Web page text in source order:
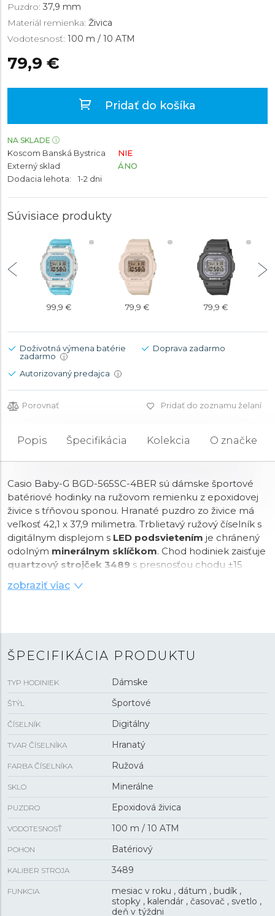
Puzdro: 37,9 mm
Materiál remienka: Živica
Vodotesnosť: 100 m / 10 ATM
79,9 €
Pridať do košíka
NA SKLADE
Koscom Banská Bystrica
NIE
Externý sklad
ÁNO
Dodacia lehota:
1-2 dni
Súvisiace produkty
99,9 € 79,9 € 79,9 €
Doživotná výmena batérie
zadarmo
i
Doprava zadarmo
Autorizovaný predajca i
Porovnať Pridať do zoznamu želaní
Popis Špecifikácia Kolekcia O značke
Casio Baby-G BGD-565SC-4BER sú dámske športové
batériové hodinky na ružovom remienku z epoxidovej
živice s tŕňovou sponou. Hranaté puzdro zo živice má
veľkosť 42,1 x 37,9 milimetra. Trblietavý ružový číselník s
digitálnym displejom s LED podsvietením je chránený
odolným minerálnym sklíčkom. Chod hodiniek zaisťuje
quartzový strojček 3489 s presnosťou chodu ±15
sekúnd za mesiac. Hodinky sú nárazuvzdorné a s
vodotesnosťou
zobraziť viac
ŠPECIFIKÁCIA PRODUKTU
TYP HODINIEK Dámske
ŠTÝL Športové
ČÍSELNÍK Digitálny
TVAR ČÍSELNÍKA Hranatý
FARBA ČÍSELNÍKA Ružová
SKLO Minerálne
PUZDRO Epoxidová živica
VODOTESNOSŤ 100 m / 10 ATM
POHON Batériový
KALIBER STROJA 3489
FUNKCIA
mesiac v roku , dátum , budík ,
stopky , kalendár , časovač , svetlo ,
deň v týždni